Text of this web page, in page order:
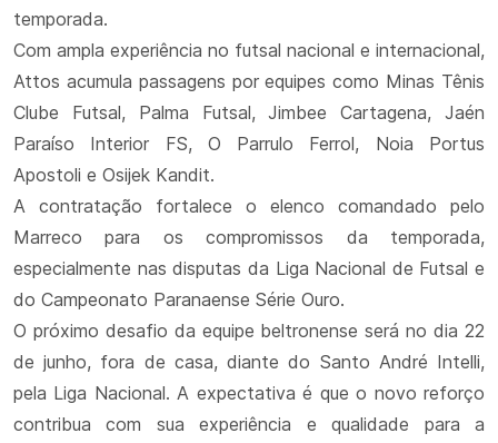
temporada.
Com ampla experiência no futsal nacional e internacional,
Attos acumula passagens por equipes como Minas Tênis
Clube Futsal, Palma Futsal,Jimbee Cartagena,Jaén
Paraíso Interior FS, O Parrulo Ferrol, Noia Portus
Apostoli e Osijek Kandit.
A contratação fortalece o elenco comandado pelo
Marreco para os compromissos da temporada,
especialmente nas disputas da Liga Nacional de Futsal e
do Campeonato Paranaense Série Ouro.
O próximo desafio da equipe beltronense será no dia 22
de junho, fora de casa, diante do Santo André Intelli,
pela Liga Nacional. A expectativa é que o novo reforço
contribua com sua experiência e qualidade para a